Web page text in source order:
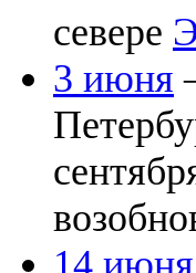
севере
3 июня